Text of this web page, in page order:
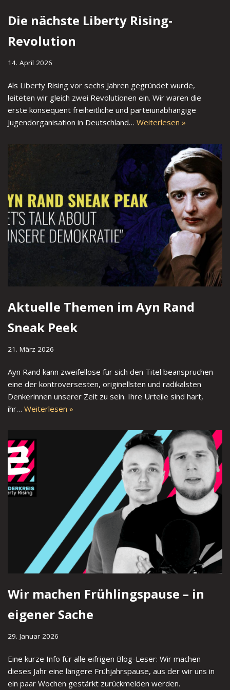
Die nächste Liberty Rising-
Revolution
14. April 2026
Als Liberty Rising vor sechs Jahren gegründet wurde,
leiteten wir gleich zwei Revolutionen ein. Wir waren die
erste konsequent freiheitliche und parteiunabhängige
Jugendorganisation in Deutschland… Weiterlesen »
Aktuelle Themen im Ayn Rand
Sneak Peek
21. März 2026
Ayn Rand kann zweifellose für sich den Titel beanspruchen
eine der kontroversesten, originellsten und radikalsten
Denkerinnen unserer Zeit zu sein. Ihre Urteile sind hart,
ihr… Weiterlesen »
Wir machen Frühlingspause – in
eigener Sache
29. Januar 2026
Eine kurze Info für alle eifrigen Blog-Leser: Wir machen
dieses Jahr eine längere Frühjahrspause, aus der wir uns in
ein paar Wochen gestärkt zurückmelden werden.